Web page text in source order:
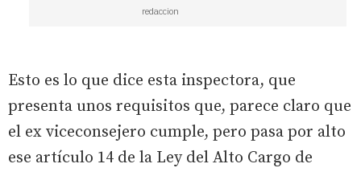
redaccion
Esto es lo que dice esta inspectora, que
presenta unos requisitos que, parece claro que
el ex viceconsejero cumple, pero pasa por alto
ese artículo 14 de la Ley del Alto Cargo de